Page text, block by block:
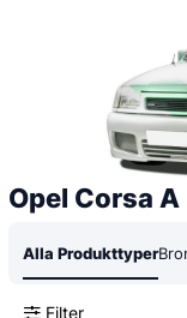
Opel Corsa
Alla Produkttyper
Filter